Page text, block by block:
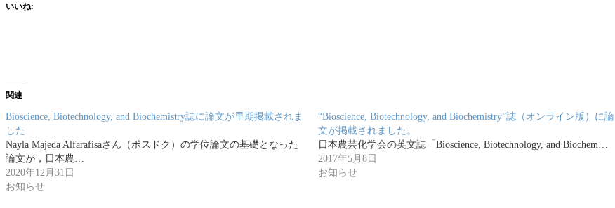
いいね:
関連
Bioscience, Biotechnology, and Biochemistry誌に論文が早期掲載されま
した
Nayla Majeda Alfarafisaさん（ポスドク）の学位論文の基礎となった
論文が，日本農…
2020年12月31日
お知らせ
“Bioscience, Biotechnology, and Biochemistry”誌（オンライン版）に論
文が掲載されました。
日本農芸化学会の英文誌「Bioscience, Biotechnology, and Biochem…
2017年5月8日
お知らせ